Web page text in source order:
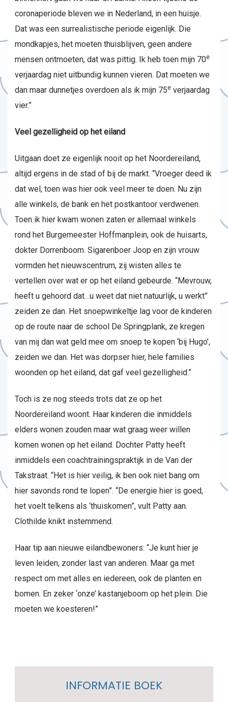
coronaperiode bleven we in Nederland, in een huisje.
Dat was een surrealistische periode eigenlijk. Die
mondkapjes, het moeten thuisblijven, geen andere
mensen ontmoeten, dat was pittig. Ik heb toen mijn 70e
verjaardag niet uitbundig kunnen vieren. Dat moeten we
dan maar dunnetjes overdoen als ik mijn 75e verjaardag
vier.”
Veel gezelligheid op het eiland
Uitgaan doet ze eigenlijk nooit op het Noordereiland,
altijd ergens in de stad of bij de markt. “Vroeger deed ik
dat wel, toen was hier ook veel meer te doen. Nu zijn
alle winkels, de bank en het postkantoor verdwenen.
Toen ik hier kwam wonen zaten er allemaal winkels
rond het Burgemeester Hoffmanplein, ook de huisarts,
dokter Dorrenboom. Sigarenboer Joop en zijn vrouw
vormden het nieuwscentrum, zij wisten alles te
vertellen over wat er op het eiland gebeurde. “Mevrouw,
heeft u gehoord dat…u weet dat niet natuurlijk, u werkt”
zeiden ze dan. Het snoepwinkeltje lag voor de kinderen
op de route naar de school De Springplank, ze kregen
van mij dan wat geld mee om snoep te kopen ‘bij Hugo’,
zeiden we dan. Het was dorpser hier, hele families
woonden op het eiland, dat gaf veel gezelligheid.”
Toch is ze nog steeds trots dat ze op het
Noordereiland woont. Haar kinderen die inmiddels
elders wonen zouden maar wat graag weer willen
komen wonen op het eiland. Dochter Patty heeft
inmiddels een coachtrainingspraktijk in de Van der
Takstraat. “Het is hier veilig, ik ben ook niet bang om
hier savonds rond te lopen”. “De energie hier is goed,
het voelt telkens als ‘thuiskomen”, vult Patty aan.
Clothilde knikt instemmend.
Haar tip aan nieuwe eilandbewoners: “Je kunt hier je
leven leiden, zonder last van anderen. Maar ga met
respect om met alles en iedereen, ook de planten en
bomen. En zeker ‘onze’ kastanjeboom op het plein. Die
moeten we koesteren!”
INFORMATIE BOEK